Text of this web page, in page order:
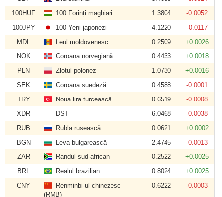
100HUF
100 Forinți maghiari 1.3804
-0.0052
100JPY
100 Yeni japonezi 4.1220
-0.0117
MDL
Leul moldovenesc 0.2509
+0.0026
NOK
Coroana norvegiană 0.4433
+0.0018
PLN
Zlotul polonez 1.0730
+0.0016
SEK
Coroana suedeză 0.4588
-0.0001
TRY
Noua lira turcească 0.6519
-0.0008
XDR
DST 6.0468
-0.0038
RUB
Rubla rusească 0.0621
+0.0002
BGN
Leva bulgarească 2.4745
-0.0013
ZAR
Randul sud-african 0.2522
+0.0025
BRL
Realul brazilian 0.8024
+0.0025
CNY
Renminbi-ul chinezesc
(RMB)
0.6222 -0.0003